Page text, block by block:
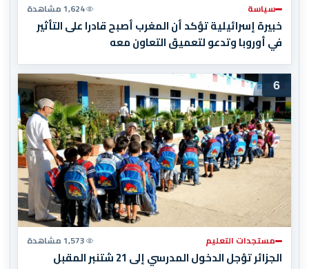
سياسة 1,624 مشاهدة
خبيرة إسرائيلية تؤكد أن المغرب أصبح قادرا على التأثير
في أوروبا وتدعو لتعميق التعاون معه
6
مستجدات التعليم 1,573 مشاهدة
الجزائر تؤجل الدخول المدرسي إلى 21 شتنبر المقبل